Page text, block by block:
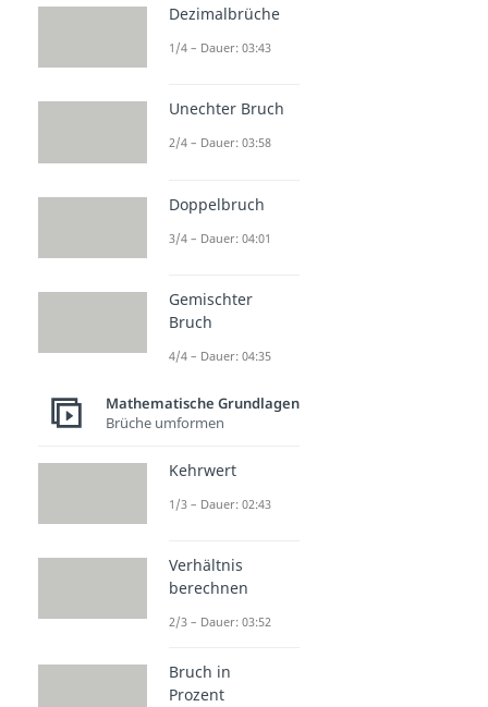
Dezimalbrüche
1/4 – Dauer: 03:43
Unechter Bruch
2/4 – Dauer: 03:58
Doppelbruch
3/4 – Dauer: 04:01
Gemischter
Bruch
4/4 – Dauer: 04:35
Mathematische Grundlagen
Brüche umformen
Kehrwert
1/3 – Dauer: 02:43
Verhältnis
berechnen
2/3 – Dauer: 03:52
Bruch in
Prozent